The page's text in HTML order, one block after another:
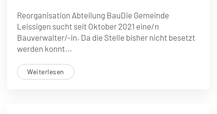
Reorganisation Abteilung BauDie Gemeinde
Leissigen sucht seit Oktober 2021 eine/n
Bauverwalter/-in. Da die Stelle bisher nicht besetzt
werden konnt...
Weiterlesen